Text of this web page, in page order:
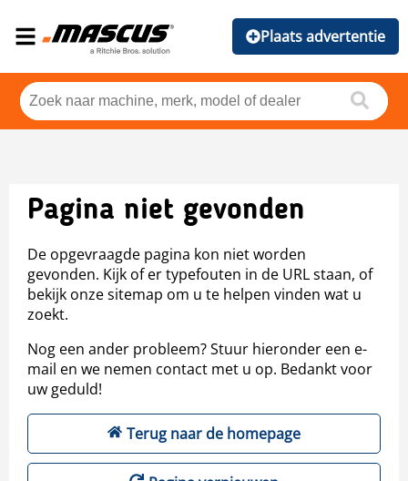
Plaats advertentie
Pagina niet gevonden
De opgevraagde pagina kon niet worden
gevonden. Kijk of er typefouten in de URL staan, of
bekijk onze sitemap om u te helpen vinden wat u
zoekt.
Nog een ander probleem? Stuur hieronder een e-
mail en we nemen contact met u op. Bedankt voor
uw geduld!
Terug naar de homepage